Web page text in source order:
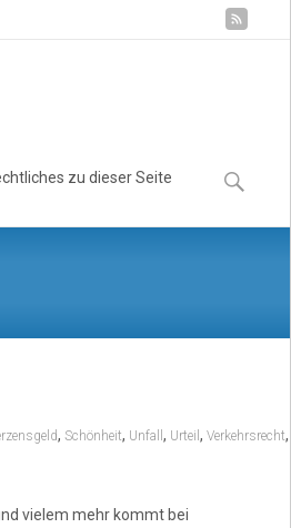
zu dieser Seite
Suchen
nach:
, Schönheit, Unfall , Urteil , Verkehrsrecht,
vielem mehr kommt bei